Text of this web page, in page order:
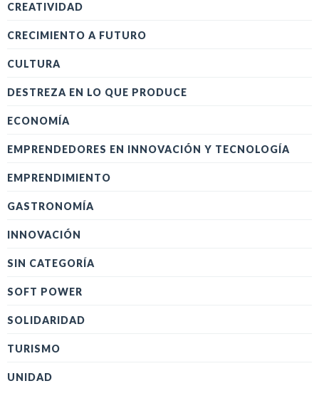
CREATIVIDAD
CRECIMIENTO A FUTURO
CULTURA
DESTREZA EN LO QUE PRODUCE
ECONOMÍA
EMPRENDEDORES EN INNOVACIÓN Y TECNOLOGÍA
EMPRENDIMIENTO
GASTRONOMÍA
INNOVACIÓN
SIN CATEGORÍA
SOFT POWER
SOLIDARIDAD
TURISMO
UNIDAD